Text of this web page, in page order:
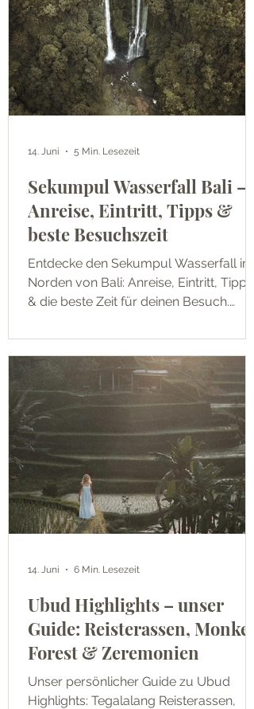
Sekumpul Wasserfall Bali –
Anreise, Eintritt, Tipps &
beste Besuchszeit
Entdecke den Sekumpul Wasserfall im
Norden von Bali: Anreise, Eintritt, Tipps
& die beste Zeit für deinen Besuch.
14. Juni 5 Min. Lesezeit
Ubud Highlights – unser
Guide: Reisterassen, Monkey
Forest & Zeremonien
Unser persönlicher Guide zu Ubud
Highlights: Tegalalang Reisterassen,
14. Juni 6 Min. Lesezeit